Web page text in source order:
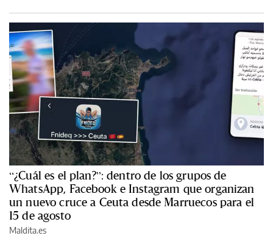
“¿Cuál es el plan?”: dentro de los grupos de
WhatsApp, Facebook e Instagram que organizan
un nuevo cruce a Ceuta desde Marruecos para el
15 de agosto
Maldita.es